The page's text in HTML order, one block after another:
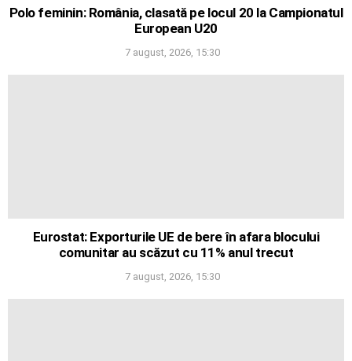
Polo feminin: România, clasată pe locul 20 la Campionatul
European U20
7 august, 2026, 15:30
Eurostat: Exporturile UE de bere în afara blocului
comunitar au scăzut cu 11% anul trecut
7 august, 2026, 15:30